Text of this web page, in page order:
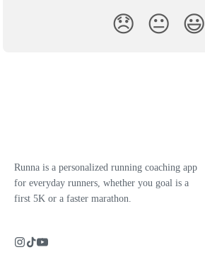
😞 😐 😃
Runna is a personalized running coaching app
for everyday runners, whether you goal is a
first 5K or a faster marathon.